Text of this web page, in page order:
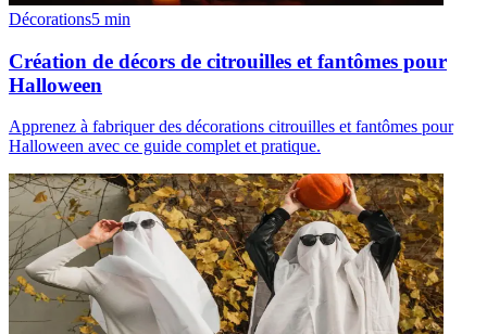
Décorations5 min
Création de décors de citrouilles et fantômes pour
Halloween
Apprenez à fabriquer des décorations citrouilles et fantômes pour
Halloween avec ce guide complet et pratique.